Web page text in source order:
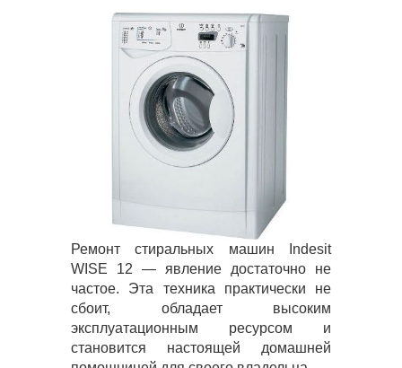
Ремонт стиральных машин Indesit
WISE 12 — явление достаточно не
частое. Эта техника практически не
сбоит, обладает высоким
эксплуатационным ресурсом и
становится настоящей домашней